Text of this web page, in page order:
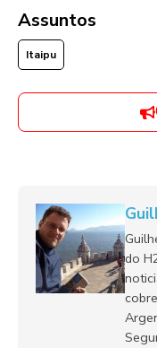
Assuntos
Itaipu
do